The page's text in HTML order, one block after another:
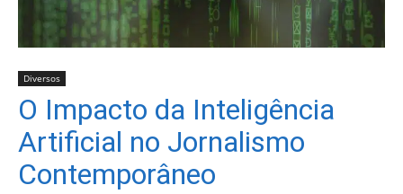
Diversos
O Impacto da Inteligência
Artificial no Jornalismo
Contemporâneo